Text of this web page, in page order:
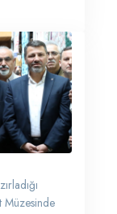
Müzesinde